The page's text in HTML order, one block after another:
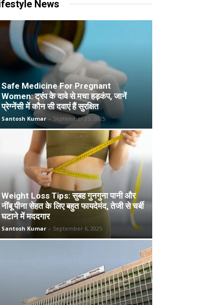
News
Safe Medicine For Pregnant
Women: ट्रंप के दावे से मचा हड़कंप, जानें
प्रेग्नेंसी में कौन सी दवाएं हैं सुरक्षित
Santosh Kumar - September 25, 2025
Weight Loss Tips: सुबह गुनगुना पानी और
नींबू पीना सेहत के लिए बहुत फायदेमंद, तेजी से चर्बी
घटाने में मददगार
Santosh Kumar - September 6, 2025